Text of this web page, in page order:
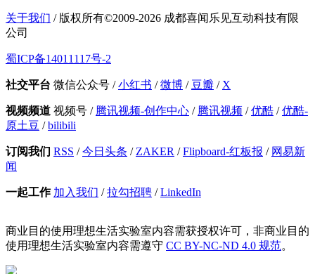
关于我们 / 版权所有©2009-2026 成都喜闻乐见互动科技有限
公司
蜀ICP备14011117号-2
社交平台 微信公众号 /小红书 /微博 / 豆瓣 / X
视频频道 视频号 / 腾讯视频-创作中心 / 腾讯视频 /优酷 /优酷-
原土豆 /bilibili
订阅我们 RSS /今日头条 / ZAKER /Flipboard-红板报 / 网易新
闻
一起工作 加入我们 /拉勾招聘 /LinkedIn
商业目的使用理想生活实验室内容需获授权许可，非商业目的
使用理想生活实验室内容需遵守 CC BY-NC-ND 4.0 规范。